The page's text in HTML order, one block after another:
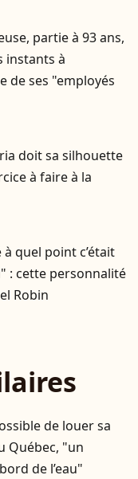
partie à 93 ans,
instants à
de ses "employés
doit sa silhouette
à faire à la
quel point c’était
: cette personnalité
Robin
de louer sa
Québec, "un
de l’eau"